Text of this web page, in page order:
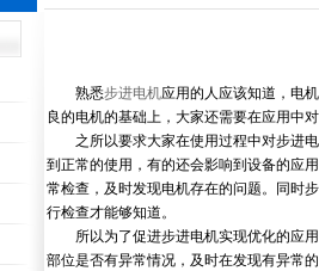
熟悉步进电机应用的人应该知道，电
良的电机的基础上，大家还需要在应用中
之所以要求大家在使用过程中对步进电
到正常的使用，有的还会影响到设备的应
常检查，及时发现电机存在的问题。同时
行检查才能够知道。
所以为了促进步进电机实现优化的应用
部位是否有异常情况，及时在发现有异常